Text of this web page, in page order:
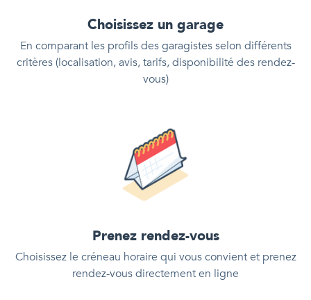
Choisissez un garage
En comparant les profils des garagistes selon différents
critères (localisation, avis, tarifs, disponibilité des rendez-
vous)
Prenez rendez-vous
Choisissez le créneau horaire qui vous convient et prenez
rendez-vous directement en ligne